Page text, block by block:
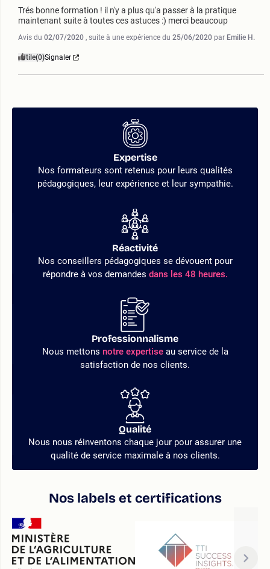
Trés bonne formation ! il n'y a plus qu'a passer à la pratique
maintenant suite à toutes ces astuces :) merci beaucoup
Avis du 02/07/2020 , suite à une expérience du 25/06/2020 par Emilie H.
Utile(0)Signaler
Expertise
Nos formateurs sont retenus pour leurs qualités
pédagogiques, leur expérience et leur sympathie.
Réactivité
Nos conseillers pédagogiques se dévouent pour
répondre à vos demandes dans les 48 heures.
Professionnalisme
Nous mettons notre expertiseau service de la
satisfaction de nos clients.
Qualité
Nous nous réinventons chaque jour pour assurer une
qualité de service maximale à nos clients.
Nos labels et certifications